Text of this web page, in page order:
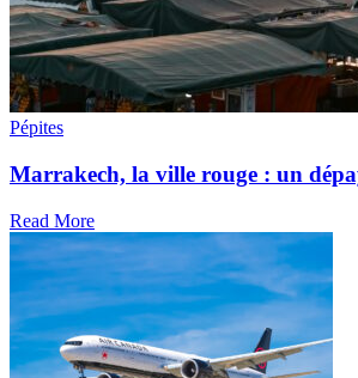
Pépites
Marrakech, la ville rouge : un
Read More